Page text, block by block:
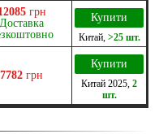
грн
Доставка
Купити
Китай, >25 шт.
7782 грн
Купити
Китай 2025 2
шт.